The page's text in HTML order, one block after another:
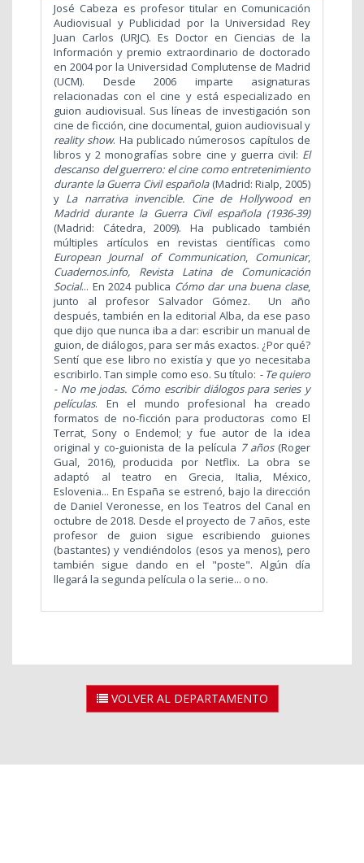
José Cabeza es profesor titular en Comunicación
Audiovisual y Publicidad por la Universidad Rey
Juan Carlos (URJC). Es Doctor en Ciencias de la
Información y premio extraordinario de doctorado
en 2004 por la Universidad Complutense de Madrid
(UCM). Desde 2006 imparte asignaturas
relacionadas con el cine y está especializado en
guion audiovisual. Sus líneas de investigación son
cine de ficción, cine documental, guion audiovisual y
reality show. Ha publicado númerosos capítulos de
libros y 2 monografías sobre cine y guerra civil: El
descanso del guerrero: el cine como entretenimiento
durante la Guerra Civil española(Madrid: Rialp, 2005)
y La narrativa invencible. Cine de Hollywood en
Madrid durante la Guerra Civil española (1936-39)
(Madrid: Cátedra, 2009). Ha publicado también
múltiples artículos en revistas científicas como
European Journal of Communication, Comunicar,
Cuadernos.info, Revista Latina de Comunicación
Social... En 2024 publica Cómo dar una buena clase,
junto al profesor Salvador Gómez. Un año
después, también en la editorial Alba, da ese paso
que dijo que nunca iba a dar: escribir un manual de
guion, de diálogos, para ser más exactos. ¿Por qué?
Sentí que ese libro no existía y que yo necesitaba
escribirlo. Tan simple como eso. Su título: - Te quiero
- No me jodas. Cómo escribir diálogos para series y
películas. En el mundo profesional ha creado
formatos de no-ficción para productoras como El
Terrat, Sony o Endemol; y fue autor de la idea
original y co-guionista de la película 7 años(Roger
Gual, 2016), producida por Netflix. La obra se
adaptó al teatro en Grecia, Italia, México,
Eslovenia... En España se estrenó, bajo la dirección
de Daniel Veronesse, en los Teatros del Canal en
octubre de 2018. Desde el proyecto de 7 años, este
profesor de guion sigue escribiendo guiones
(bastantes) y vendiéndolos (esos ya menos), pero
también sigue dando en el "poste". Algún día
llegará la segunda película o la serie... o no.
VOLVER AL DEPARTAMENTO